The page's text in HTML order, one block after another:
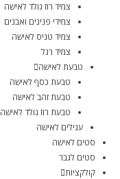
צמיד רוז גולד לאישה
צמידי פנינים ואבנים
צמיד טניס לאישה
צמיד רגל
טבעת לאישה
טבעת כסף לאישה
טבעת זהב לאישה
טבעת רוז גולד לאישה
עגילים לאישה
סטים לאישה
סטים לגבר
קולקציות